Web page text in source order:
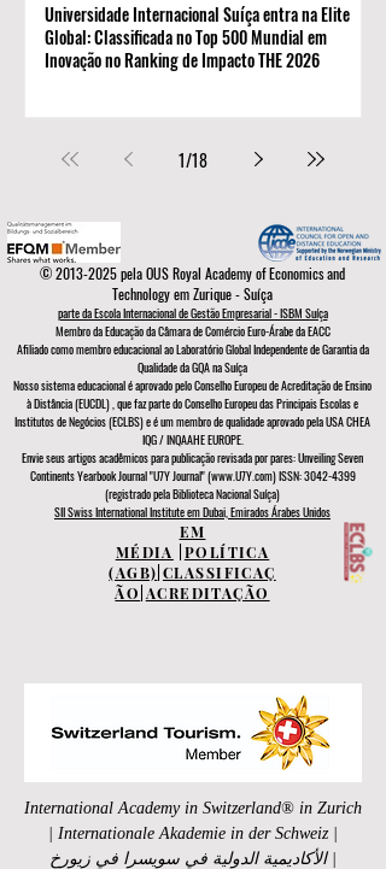
Universidade Internacional Suíça entra na Elite
Global: Classificada no Top 500 Mundial em
Inovação no Ranking de Impacto THE 2026
1/18
©2013-2025pela OUS Royal Academy of Economics and
Technology em Zurique - Suíça
parte da Escola Internacional de Gestão Empresarial - ISBM Suíça
Membro da Educação da Câmara de Comércio Euro-Árabe da EACC
Afiliado como membro educacional ao Laboratório Global Independente de Garantia da
Qualidade da GQAna Suíça
Nosso sistema educacional é aprovado peloConselho Europeu deAcreditação de Ensino
à Distância (EUCDL), que faz parte doConselho Europeu das Principais Escolas e
Institutos de Negócios (ECLBS)e é um membro de qualidade aprovado pela USA CHEA
IQG / INQAAHE EUROPE.
Envie seus artigos acadêmicos para publicação revisada por pares: Unveiling Seven
Continents Yearbook Journal "U7Y Journal" (www.U7Y.com) ISSN: 3042-4399
(registrado pela Biblioteca Nacional Suíça)
SII Swiss International Institute em Dubai, Emirados Árabes Unidos
EM
MÉDIA
POLÍTICA
(AGB) CLASSIFICAÇ
ÃO ACREDITAÇÃO
International Academy in Switzerland® in Zurich
| Internationale Akademie in der Schweiz |
الأكاديمية الدولية في سويسرا في زيورخ |